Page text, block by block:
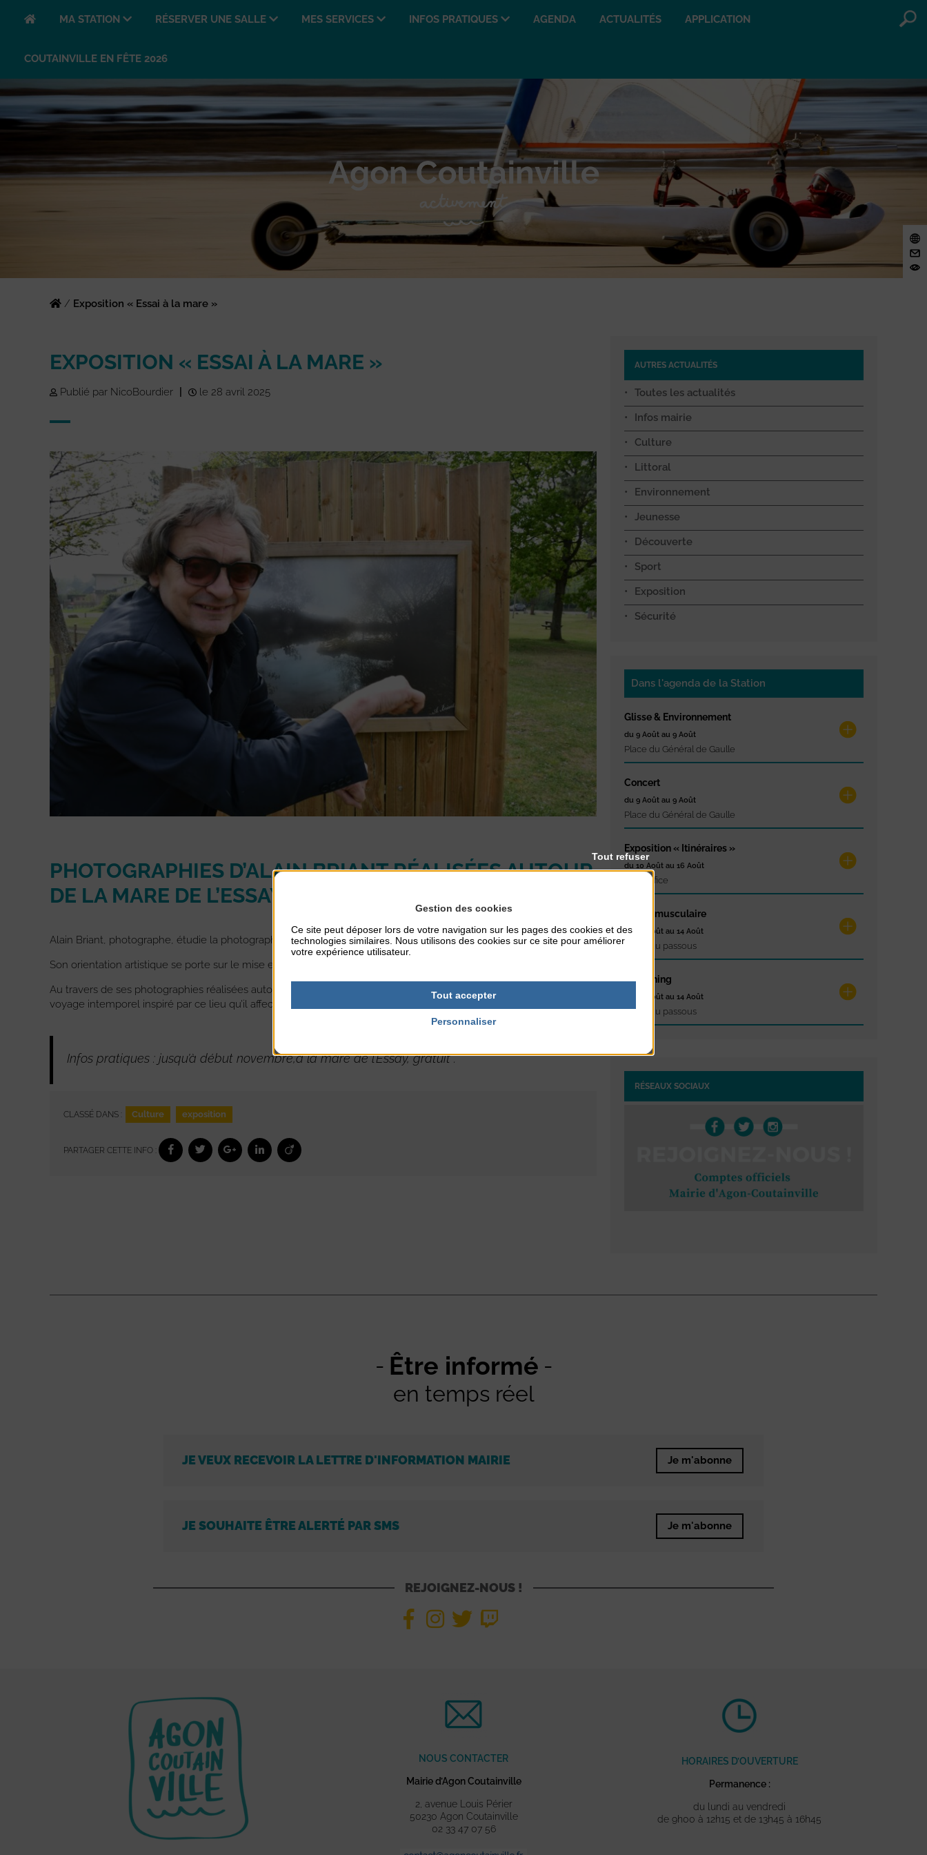
MA STATION RÉSERVER UNE SALLE MES SERVICES INFOS PRATIQUES AGENDA ACTUALITÉS APPLICATION
COUTAINVILLE EN FÊTE 2026
/ Exposition « Essai à la mare »
EXPOSITION « ESSAI À LA MARE »
Publié par NicoBourdier le 28 avril 2025
PHOTOGRAPHIES D’ALAIN BRIANT RÉALISÉES AUTOUR
DE LA MARE DE L’ESSAY.
Alain Briant, photographe, étudie la photographie EFET à Paris. Il y apprend notamment le travail de la lumière.
Son orientation artistique se porte sur le mise en scène et le surréalisme.
Au travers de ses photographies réalisées autour de la mare de l’Essay, le photographe nous propose un petit
voyage intemporel inspiré par ce lieu qu’il affectionne depuis sa tendre enfance.
Infos pratiques : jusqu’à début novembre,à la mare de l’Essay, gratuit .
CLASSÉ DANS : Culture exposition
PARTAGER CETTE INFO :
AUTRES ACTUALITÉS
Toutes les actualités
Infos mairie
Culture
Littoral
Environnement
Jeunesse
Découverte
Sport
Exposition
Sécurité
Dans l'agenda de la Station
Glisse & Environnement
du 9 Août au 9 Août
Place du Général de Gaulle
Concert
du 9 Août au 9 Août
Place du Général de Gaulle
Exposition « Itinéraires »
du 10 Août au 16 Août
Petit Office
Réveil musculaire
du 10 Août au 14 Août
Plage du passous
Stretching
du 10 Août au 14 Août
Plage du passous
RÉSEAUX SOCIAUX
Être informé
en temps réel
JE VEUX RECEVOIR LA LETTRE D'INFORMATION MAIRIE Je m'abonne
JE SOUHAITE ÊTRE ALERTÉ PAR SMS Je m'abonne
REJOIGNEZ-NOUS !
NOUS CONTACTER
Mairie d’Agon Coutainville
2, avenue Louis Périer
50230 Agon Coutainville
02 33 47 07 56
HORAIRES D’OUVERTURE
Permanence :
du lundi au vendredi
de 9h00 à 12h15 et de 13h45 à 16h45
Gestion des cookies
Ce site peut déposer lors de votre navigation sur les pages des cookies et des
technologies similaires. Nous utilisons des cookies sur ce site pour améliorer
votre expérience utilisateur.
Tout accepter
Tout refuser
Personnaliser